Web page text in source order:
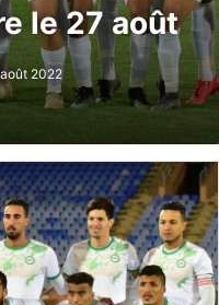
le 27 août
2022